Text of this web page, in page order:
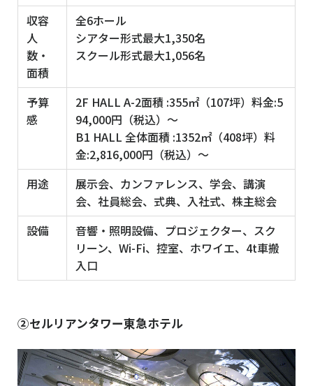
収容
人
数・
面積
全6ホール
シアター形式最大1,350名
スクール形式最大1,056名
予算
感
2F HALL A-2面積 :355㎡（107坪）料金:5
94,000円（税込）〜
B1 HALL 全体面積 :1352㎡（408坪）料
金:2,816,000円（税込）～
用途
展示会、カンファレンス、学会、講演
会、社員総会、式典、入社式、株主総会
設備
音響・照明設備、プロジェクター、スク
リーン、Wi-Fi、控室、ホワイエ、4t車搬
入口
②セルリアンタワー東急ホテル